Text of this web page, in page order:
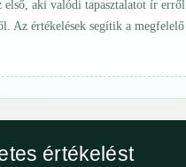
első, aki valódi tapasztalatot ír erről
Az értékelések segítik a megfelelő
értékelést